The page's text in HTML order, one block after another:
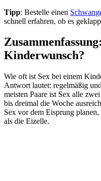
Tipp: Bestelle einen
schnell erfahren, ob es
Kinderwunsch?
Wie oft ist Sex bei einem
Antwort lautet: regelmäßig
meisten Paare ist Sex alle
bis dreimal die Woche
Sex vor dem Eisprung
als die Eizelle.